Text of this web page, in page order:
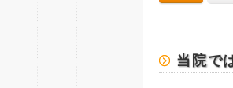
当院で